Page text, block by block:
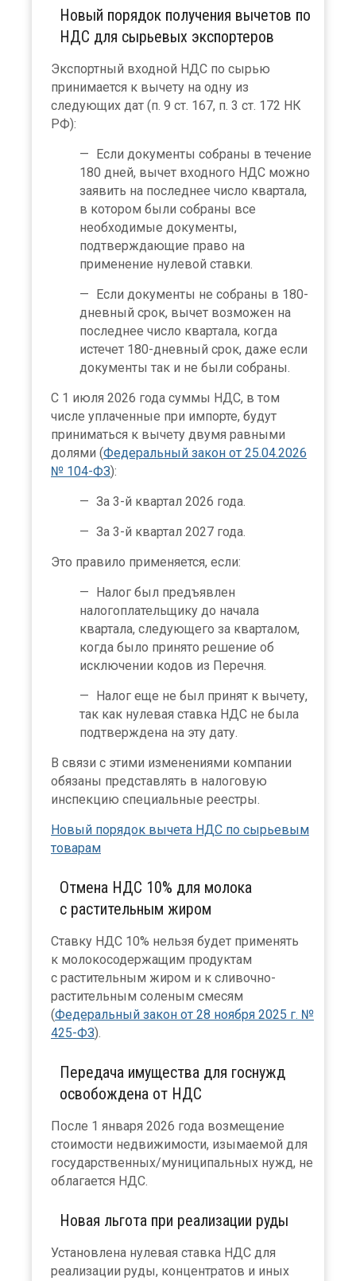
Новый порядок получения вычетов по
НДС для сырьевых экспортеров
Экспортный входной НДС по сырью
принимается к вычету на одну из
следующих дат (п. 9 ст. 167, п. 3 ст. 172 НК
РФ):
Если документы собраны в течение
180 дней, вычет входного НДС можно
заявить на последнее число квартала,
в котором были собраны все
необходимые документы,
подтверждающие право на
применение нулевой ставки.
Если документы не собраны в 180-
дневный срок, вычет возможен на
последнее число квартала, когда
истечет 180-дневный срок, даже если
документы так и не были собраны.
С 1 июля 2026 года суммы НДС, в том
числе уплаченные при импорте, будут
приниматься к вычету двумя равными
долями (Федеральный закон от 25.04.2026
№ 104-ФЗ):
За 3-й квартал 2026 года.
За 3-й квартал 2027 года.
Это правило применяется, если:
Налог был предъявлен
налогоплательщику до начала
квартала, следующего за кварталом,
когда было принято решение об
исключении кодов из Перечня.
Налог еще не был принят к вычету,
так как нулевая ставка НДС не была
подтверждена на эту дату.
В связи с этими изменениями компании
обязаны представлять в налоговую
инспекцию специальные реестры.
Новый порядок вычета НДС по сырьевым
товарам
Отмена НДС 10% для молока
с растительным жиром
Ставку НДС 10% нельзя будет применять
к молокосодержащим продуктам
с растительным жиром и к сливочно-
растительным соленым смесям
(Федеральный закон от 28 ноября 2025 г. №
425-ФЗ).
Передача имущества для госнужд
освобождена от НДС
После 1 января 2026 года возмещение
стоимости недвижимости, изымаемой для
государственных/муниципальных нужд, не
облагается НДС.
Новая льгота при реализации руды
Установлена нулевая ставка НДС для
реализации руды, концентратов и иных